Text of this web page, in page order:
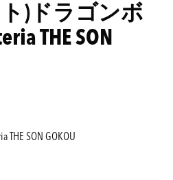
)ドラゴンボ
THE SON
SON GOKOU